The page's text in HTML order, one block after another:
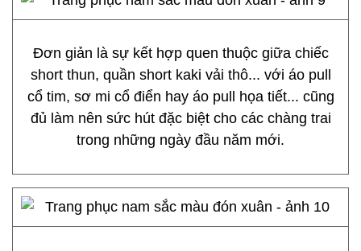
Đơn giản là sự kết hợp quen thuộc giữa chiếc
short thun, quần short kaki vải thô... với áo pull
cổ tim, sơ mi cổ điển hay áo pull họa tiết... cũng
đủ làm nên sức hút đặc biệt cho các chàng trai
trong những ngày đầu năm mới.